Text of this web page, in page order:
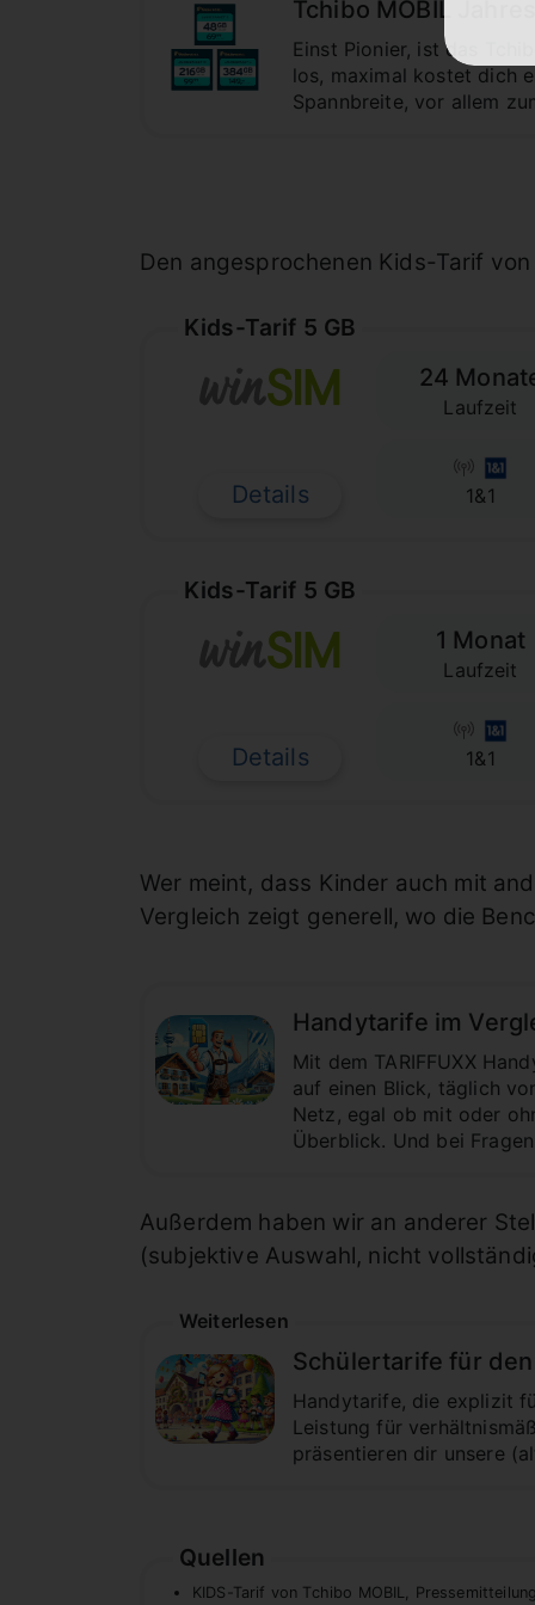
Tchibo MOBIL
Einst Pionier, ist das
los, maximal kostet dich
Spannbreite, vor allem
Den angesprochenen Kids-Tarif
Kids-Tarif 5 GB
Details
24
Laufzeit
1&1
Kids-Tarif 5 GB
Details
1 Monat
Laufzeit
1&1
Wer meint, dass Kinder auch mit
Vergleich zeigt generell, wo die
Handytarife im
Mit dem TARIFFUXX
auf einen Blick, täglich
Netz, egal ob mit oder
Überblick. Und bei
Außerdem haben wir an anderer
(subjektive Auswahl, nicht
Weiterlesen
Schülertarife für
Handytarife, die explizit
Leistung für
präsentieren dir unsere
Quellen
KIDS-Tarif von Tchibo MOBIL,